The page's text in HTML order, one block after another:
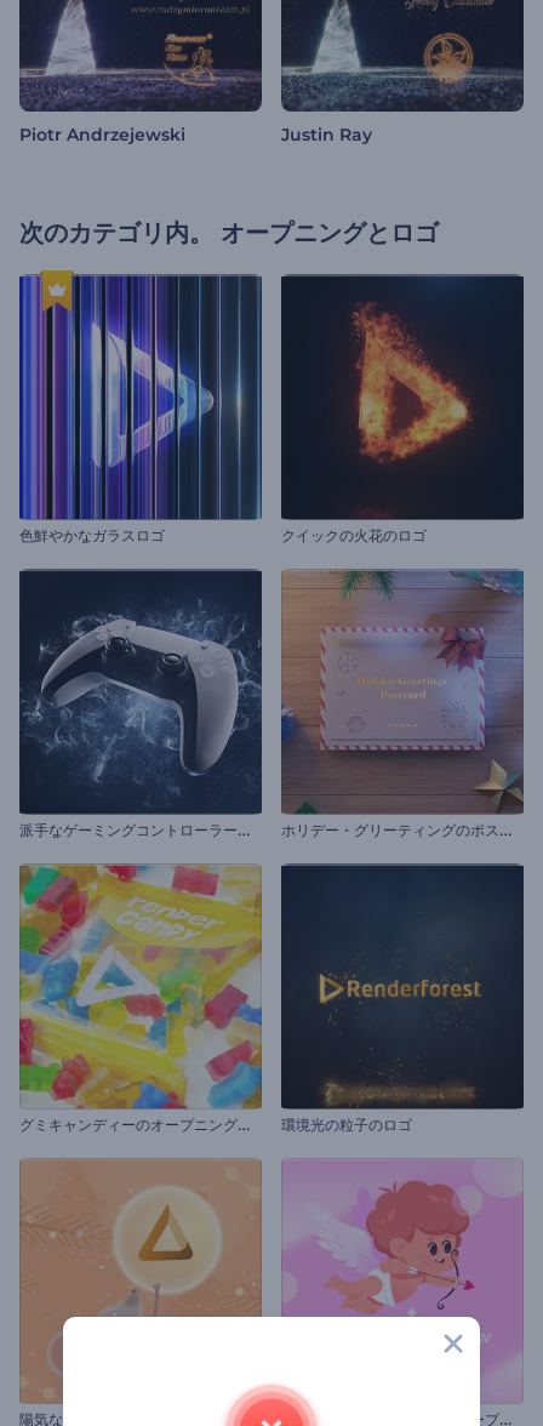
Piotr Andrzejewski Justin Ray
次のカテゴリ内。 オープニングとロゴ
色鮮やかなガラスロゴ クイックの火花のロゴ
派
手なゲーミングコントローラーのイントロ動画 ホ
リデー・グリーティングのポストカード
グ
ミキャンディーのオープニング動画 環境光の粒子のロゴ
陽気なクリスマスマウスの紹介 「
キューピッドの愛の矢」オープニング動画